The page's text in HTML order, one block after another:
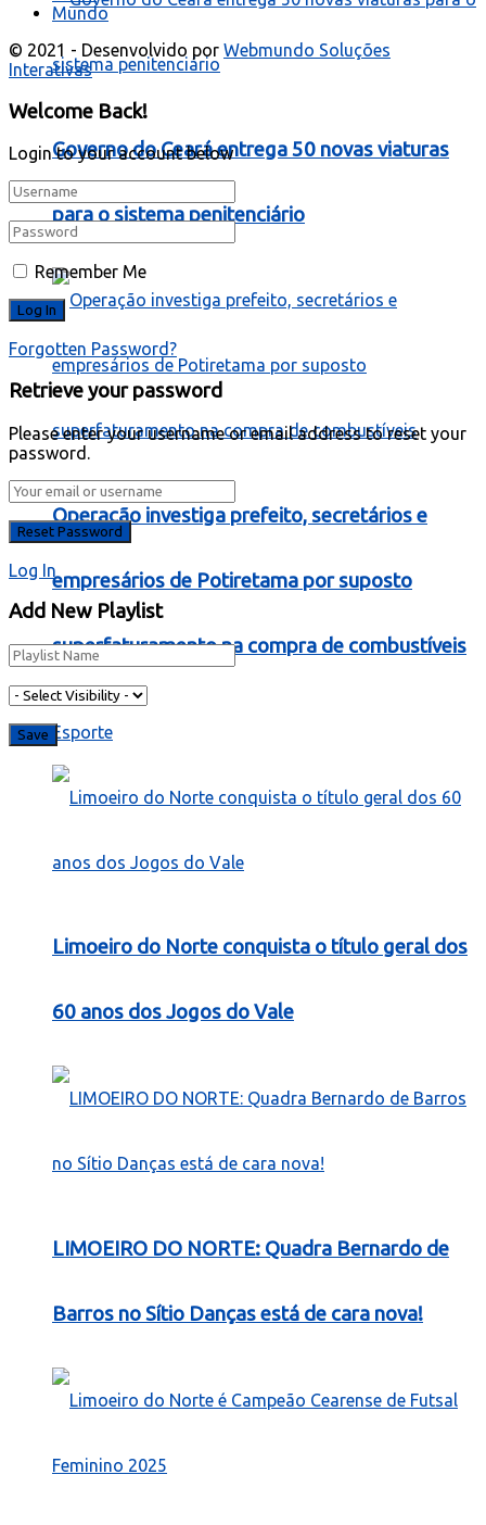
Governo do Ceará entrega 50 novas viaturas
para o sistema penitenciário
Operação investiga prefeito, secretários e
empresários de Potiretama por suposto
superfaturamento na compra de combustíveis
Esporte
Limoeiro do Norte conquista o título geral dos
60 anos dos Jogos do Vale
LIMOEIRO DO NORTE: Quadra Bernardo de
Barros no Sítio Danças está de cara nova!
Mundo
© 2021 - Desenvolvido por Webmundo Soluções
Interativas
Welcome Back!
Login to your account below
Remember Me
Forgotten Password?
Retrieve your password
Please enter your username or email address to reset your
password.
Log In
Add New Playlist